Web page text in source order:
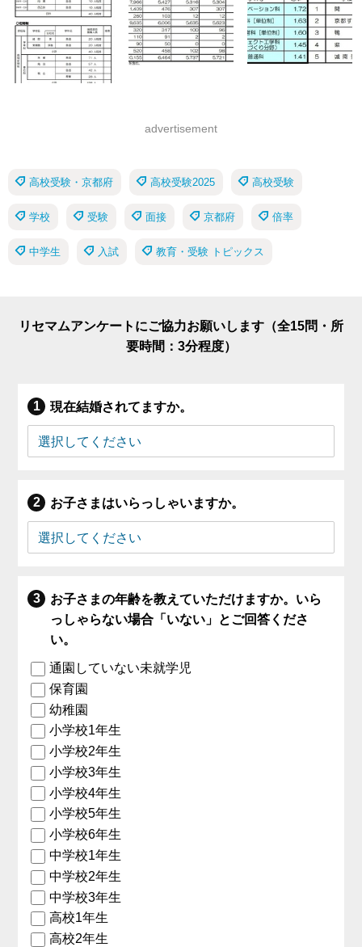
advertisement
高校受験・京都府 高校受験2025 高校受験
学校 受験 面接 京都府 倍率
中学生 入試 教育・受験 トピックス
リセマムアンケートにご協力お願いします（全15問・所
要時間：3分程度）
現在結婚されてますか。
お子さまはいらっしゃいますか。
お子さまの年齢を教えていただけますか。いら
っしゃらない場合「いない」とご回答くださ
い。
通園していない未就学児
保育園
幼稚園
小学校1年生
小学校2年生
小学校3年生
小学校4年生
小学校5年生
小学校6年生
中学校1年生
中学校2年生
中学校3年生
高校1年生
高校2年生